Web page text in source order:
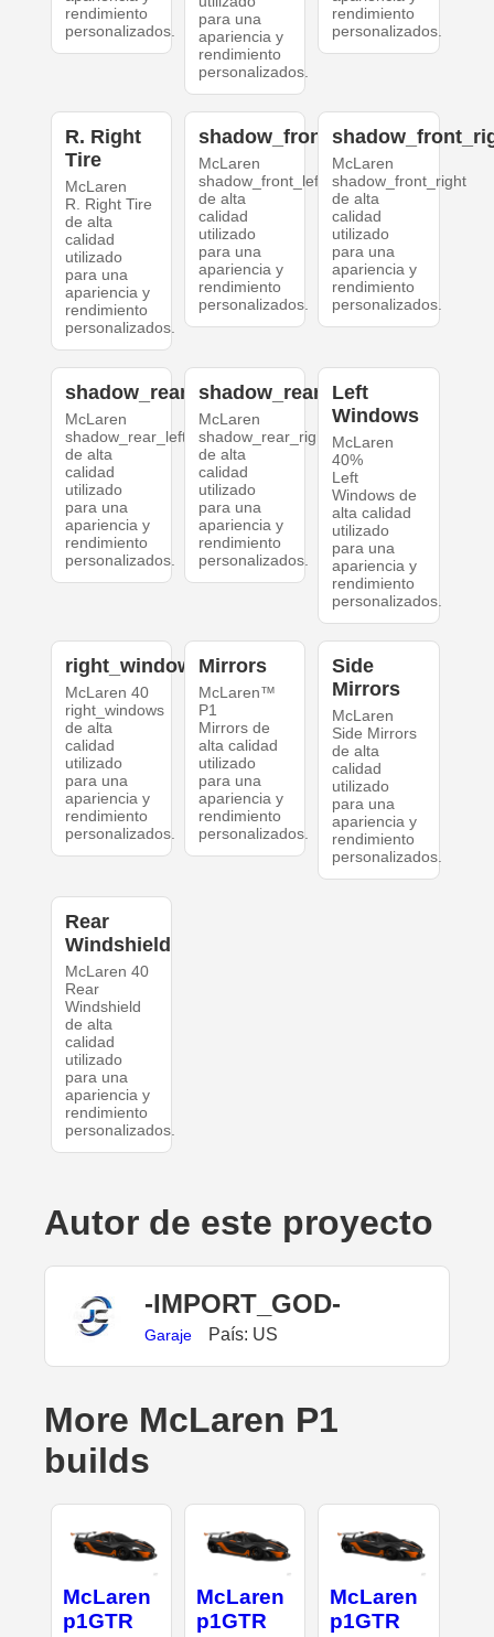
rendimiento
personalizados.
para una
apariencia y
rendimiento
personalizados.
rendimiento
personalizados.
R. Right
Tire
McLaren
R. Right Tire
de alta
calidad
utilizado
para una
apariencia y
rendimiento
personalizados.
shadow_front_left
McLaren
shadow_front_left
de alta
calidad
utilizado
para una
apariencia y
rendimiento
personalizados.
McLaren
shadow_front_right
de alta
calidad
utilizado
para una
apariencia y
rendimiento
personalizados.
shadow_rear_left
McLaren
shadow_rear_left
de alta
calidad
utilizado
para una
apariencia y
rendimiento
personalizados.
shadow_rear_right
McLaren
shadow_rear_right
de alta
calidad
utilizado
para una
apariencia y
rendimiento
personalizados.
Left
Windows
McLaren
40%
Left
Windows de
alta calidad
utilizado
para una
apariencia y
rendimiento
personalizados.
right_windows
McLaren 40
right_windows
de alta
calidad
utilizado
para una
apariencia y
rendimiento
personalizados.
Mirrors
McLaren™
P1
Mirrors de
alta calidad
utilizado
para una
apariencia y
rendimiento
personalizados.
Side
Mirrors
McLaren
Side Mirrors
de alta
calidad
utilizado
para una
apariencia y
rendimiento
personalizados.
Rear
Windshield
McLaren 40
Rear
Windshield
de alta
calidad
utilizado
para una
apariencia y
rendimiento
personalizados.
Autor de este proyecto
-IMPORT_GOD-
Garaje País: US
More McLaren P1
builds
McLaren
p1GTR
McLaren
p1GTR
McLaren
p1GTR